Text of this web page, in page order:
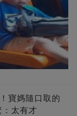
寶媽隨口取的
：太有才